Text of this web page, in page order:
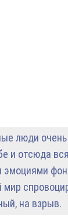
люди
и отсюда
эмоциями
на взрыв.